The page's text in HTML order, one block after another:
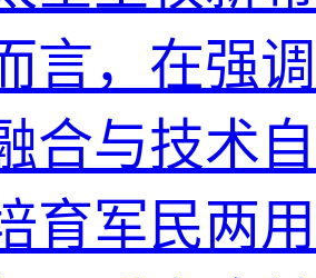
言，在强
合与技术
育军民两